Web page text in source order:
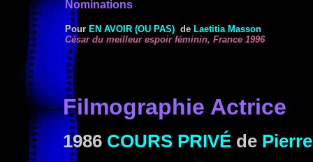
Nominations
Pour EN AVOIR (OU PAS) de Laetitia Masson
César du meilleur espoir féminin, France 1996
Filmographie Actrice
1986 COURS PRIVÉ de